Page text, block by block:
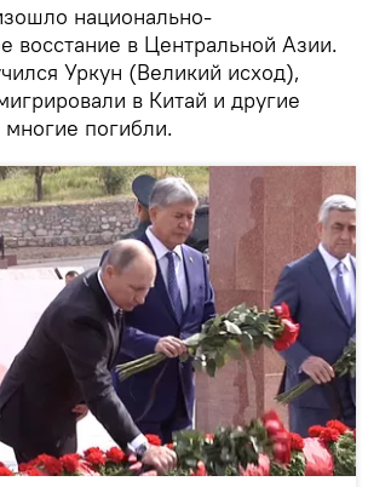
национально-
восстание в Центральной Азии.
Уркун (Великий исход),
в Китай и другие
погибли.